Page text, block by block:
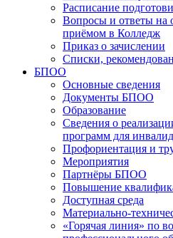
Расписание
Вопросы и ответы на
приёмом в Колледж
Приказ о зачислении
Списки,
БПОО
Основные сведения
Документы БПОО
Образование
Сведения о
программ для
Профориентация и
Мероприятия
Партнёры БПОО
Повышение
Доступная среда
Материально-
«Горячая линия» по